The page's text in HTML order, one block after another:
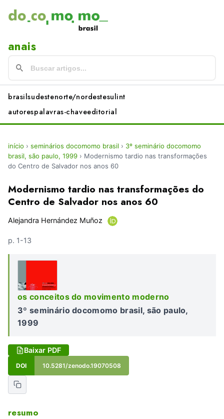
anais
brasilsudestenorte/nordestesulint
autorespalavras-chaveeditorial
início › seminários docomomo brasil › 3º seminário docomomo
brasil, são paulo, 1999 › Modernismo tardio nas transformações
do Centro de Salvador nos anos 60
Modernismo tardio nas transformações do
Centro de Salvador nos anos 60
Alejandra Hernández Muñoz
p. 1-13
os conceitos do movimento moderno
3º seminário docomomo brasil, são paulo,
1999
Baixar PDF
DOI 10.5281/zenodo.19070508
resumo